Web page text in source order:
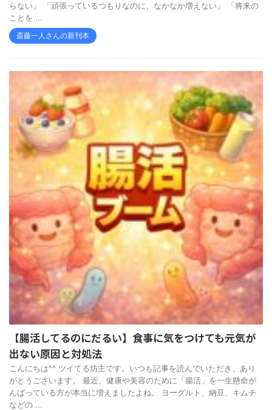
らない」 「頑張っているつもりなのに、なかなか増えない」 「将来の
ことを ...
斎藤一人さんの新刊本
【腸活してるのにだるい】食事に気をつけても元気が
出ない原因と対処法
こんにちは^^ ツイてる坊主です。いつも記事を読んでいただき、あり
がとうございます。 最近、健康や美容のために「腸活」を一生懸命が
んばっている方が本当に増えましたよね。 ヨーグルト、納豆、キムチ
などの ...